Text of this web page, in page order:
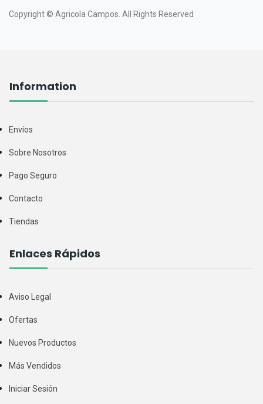
Copyright © Agricola Campos. All Rights Reserved
Information
Envíos
Sobre Nosotros
Pago Seguro
Contacto
Tiendas
Enlaces Rápidos
Aviso Legal
Ofertas
Nuevos Productos
Más Vendidos
Iniciar Sesión